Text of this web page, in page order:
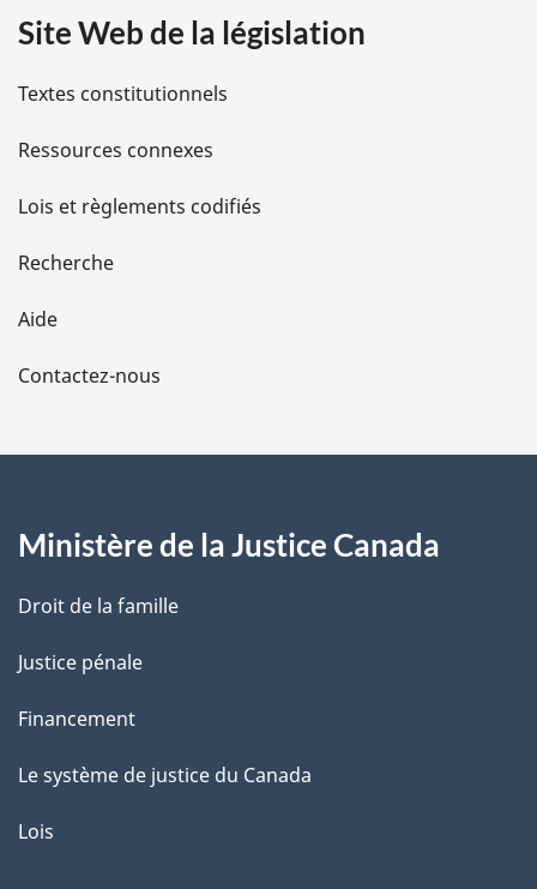
i
l
s
d
e
l
a
e
Site Web de la législation
Textes constitutionnels
Ressources connexes
Lois et règlements codifiés
Recherche
Aide
Contactez-nous
Ministère de la Justice Canada
Droit de la famille
Justice pénale
Financement
Le système de justice du Canada
Lois